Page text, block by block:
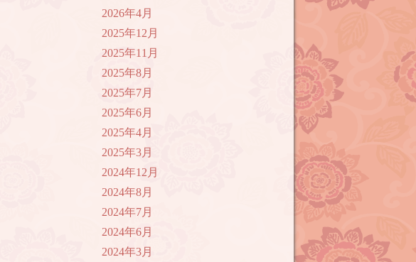
2026年4月
2025年12月
2025年11月
2025年8月
2025年7月
2025年6月
2025年4月
2025年3月
2024年12月
2024年8月
2024年7月
2024年6月
2024年3月